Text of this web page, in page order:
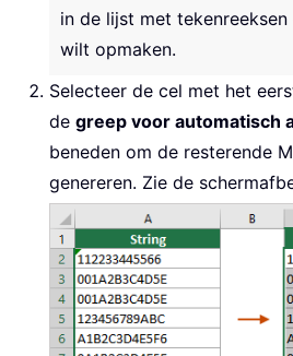
in de lijst met
wilt opmaken.
Selecteer de cel met het
de greep voor automatisch
beneden om de resterende
genereren. Zie de